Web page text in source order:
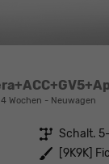
4 Wochen Neuwagen
Getriebe Schalt.
Außenfarbe
[9K9K]